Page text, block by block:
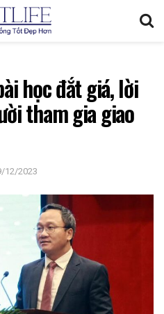
học đắt giá, lời
tham gia giao
12/2023